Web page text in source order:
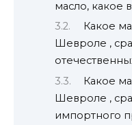
масло, какое
Какое
Шевроле ,
Какое
Шевроле ,
импортного